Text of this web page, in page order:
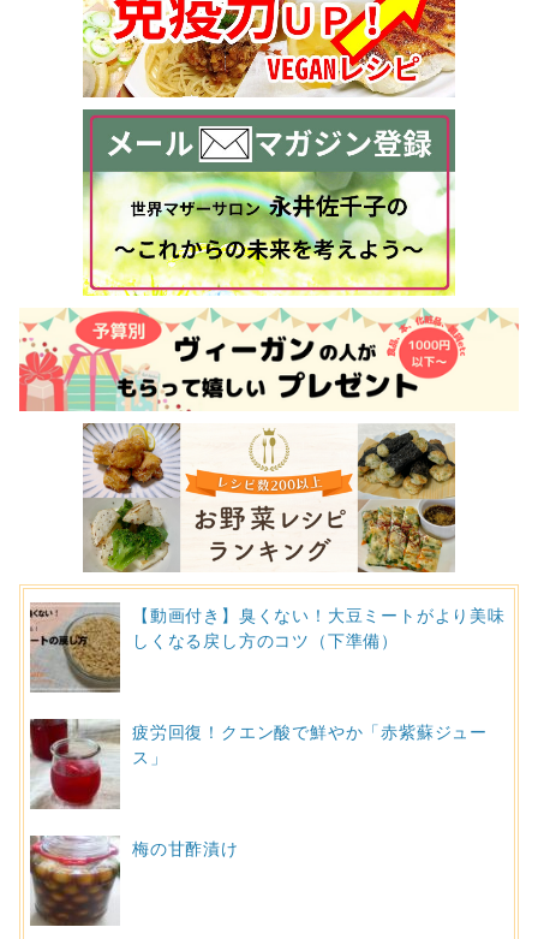
【動画付き】臭くない！大豆ミートがより美味
しくなる戻し方のコツ（下準備）
疲労回復！クエン酸で鮮やか「赤紫蘇ジュー
ス」
梅の甘酢漬け